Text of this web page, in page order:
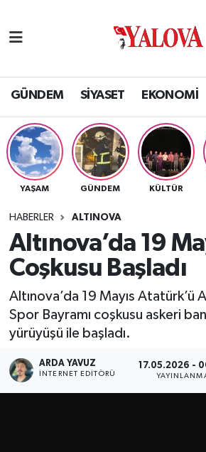
GÜNDEM SİYASET EKONOMİ
YAŞAM GÜNDEM KÜLTÜR
HABERLER ALTINOVA
Altınova’da 19
Coşkusu Başladı
Altınova’da 19 Mayıs Atatürk’ü
Spor Bayramı coşkusu askeri
yürüyüşü ile başladı.
ARDA YAVUZ
İNTERNET EDITÖRÜ
17.05.2026 -
SİYASET
EKONOMİ
KÜLTÜR
BİLİM VE TEKNOLOJİ
ASAYİŞ
SAĞLIK
SPOR
ULUSAL
Yalova Nöbetçi Eczaneler
Yalova Hava Durumu
Yalova Namaz Vakitleri
Yalova Trafik Yoğunluk
Tüm Manşetler
Son Dakika Haberleri
Haber Arşivi